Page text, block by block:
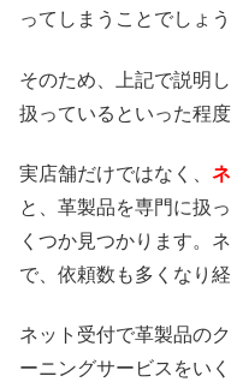
ってしまうことでしょう
そのため、上記で説明
扱っているといった程
実店舗だけではなく、
と、革製品を専門に扱
くつか見つかります。
で、依頼数も多くなり
ネット受付で革製品の
ーニングサービスをい